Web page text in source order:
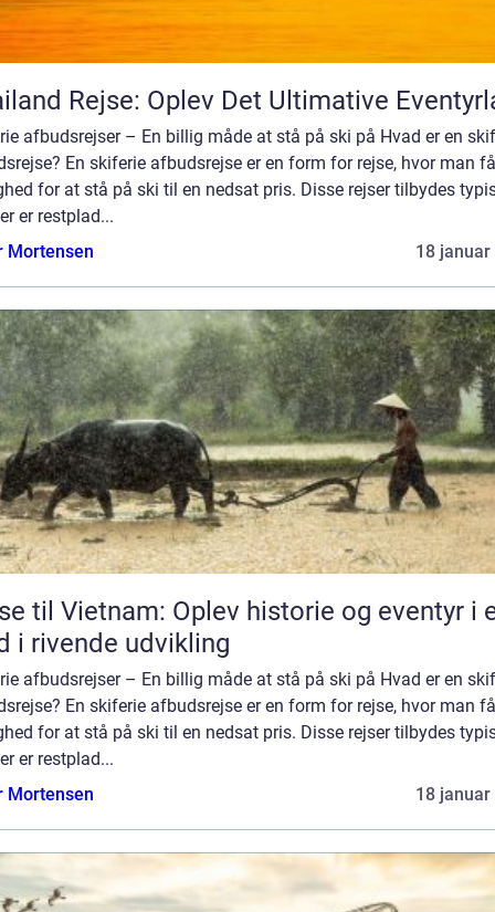
Rejse: Oplev Det Ultimative
afbudsrejser – En billig måde at stå på ski på Hvad er en
En skiferie afbudsrejse er en form for rejse, hvor man
for at stå på ski til en nedsat pris. Disse rejser tilbydes
er restplad...
Mortensen
18 januar
til Vietnam: Oplev historie og eventyr i
i rivende udvikling
afbudsrejser – En billig måde at stå på ski på Hvad er en
En skiferie afbudsrejse er en form for rejse, hvor man
for at stå på ski til en nedsat pris. Disse rejser tilbydes
er restplad...
Mortensen
18 januar